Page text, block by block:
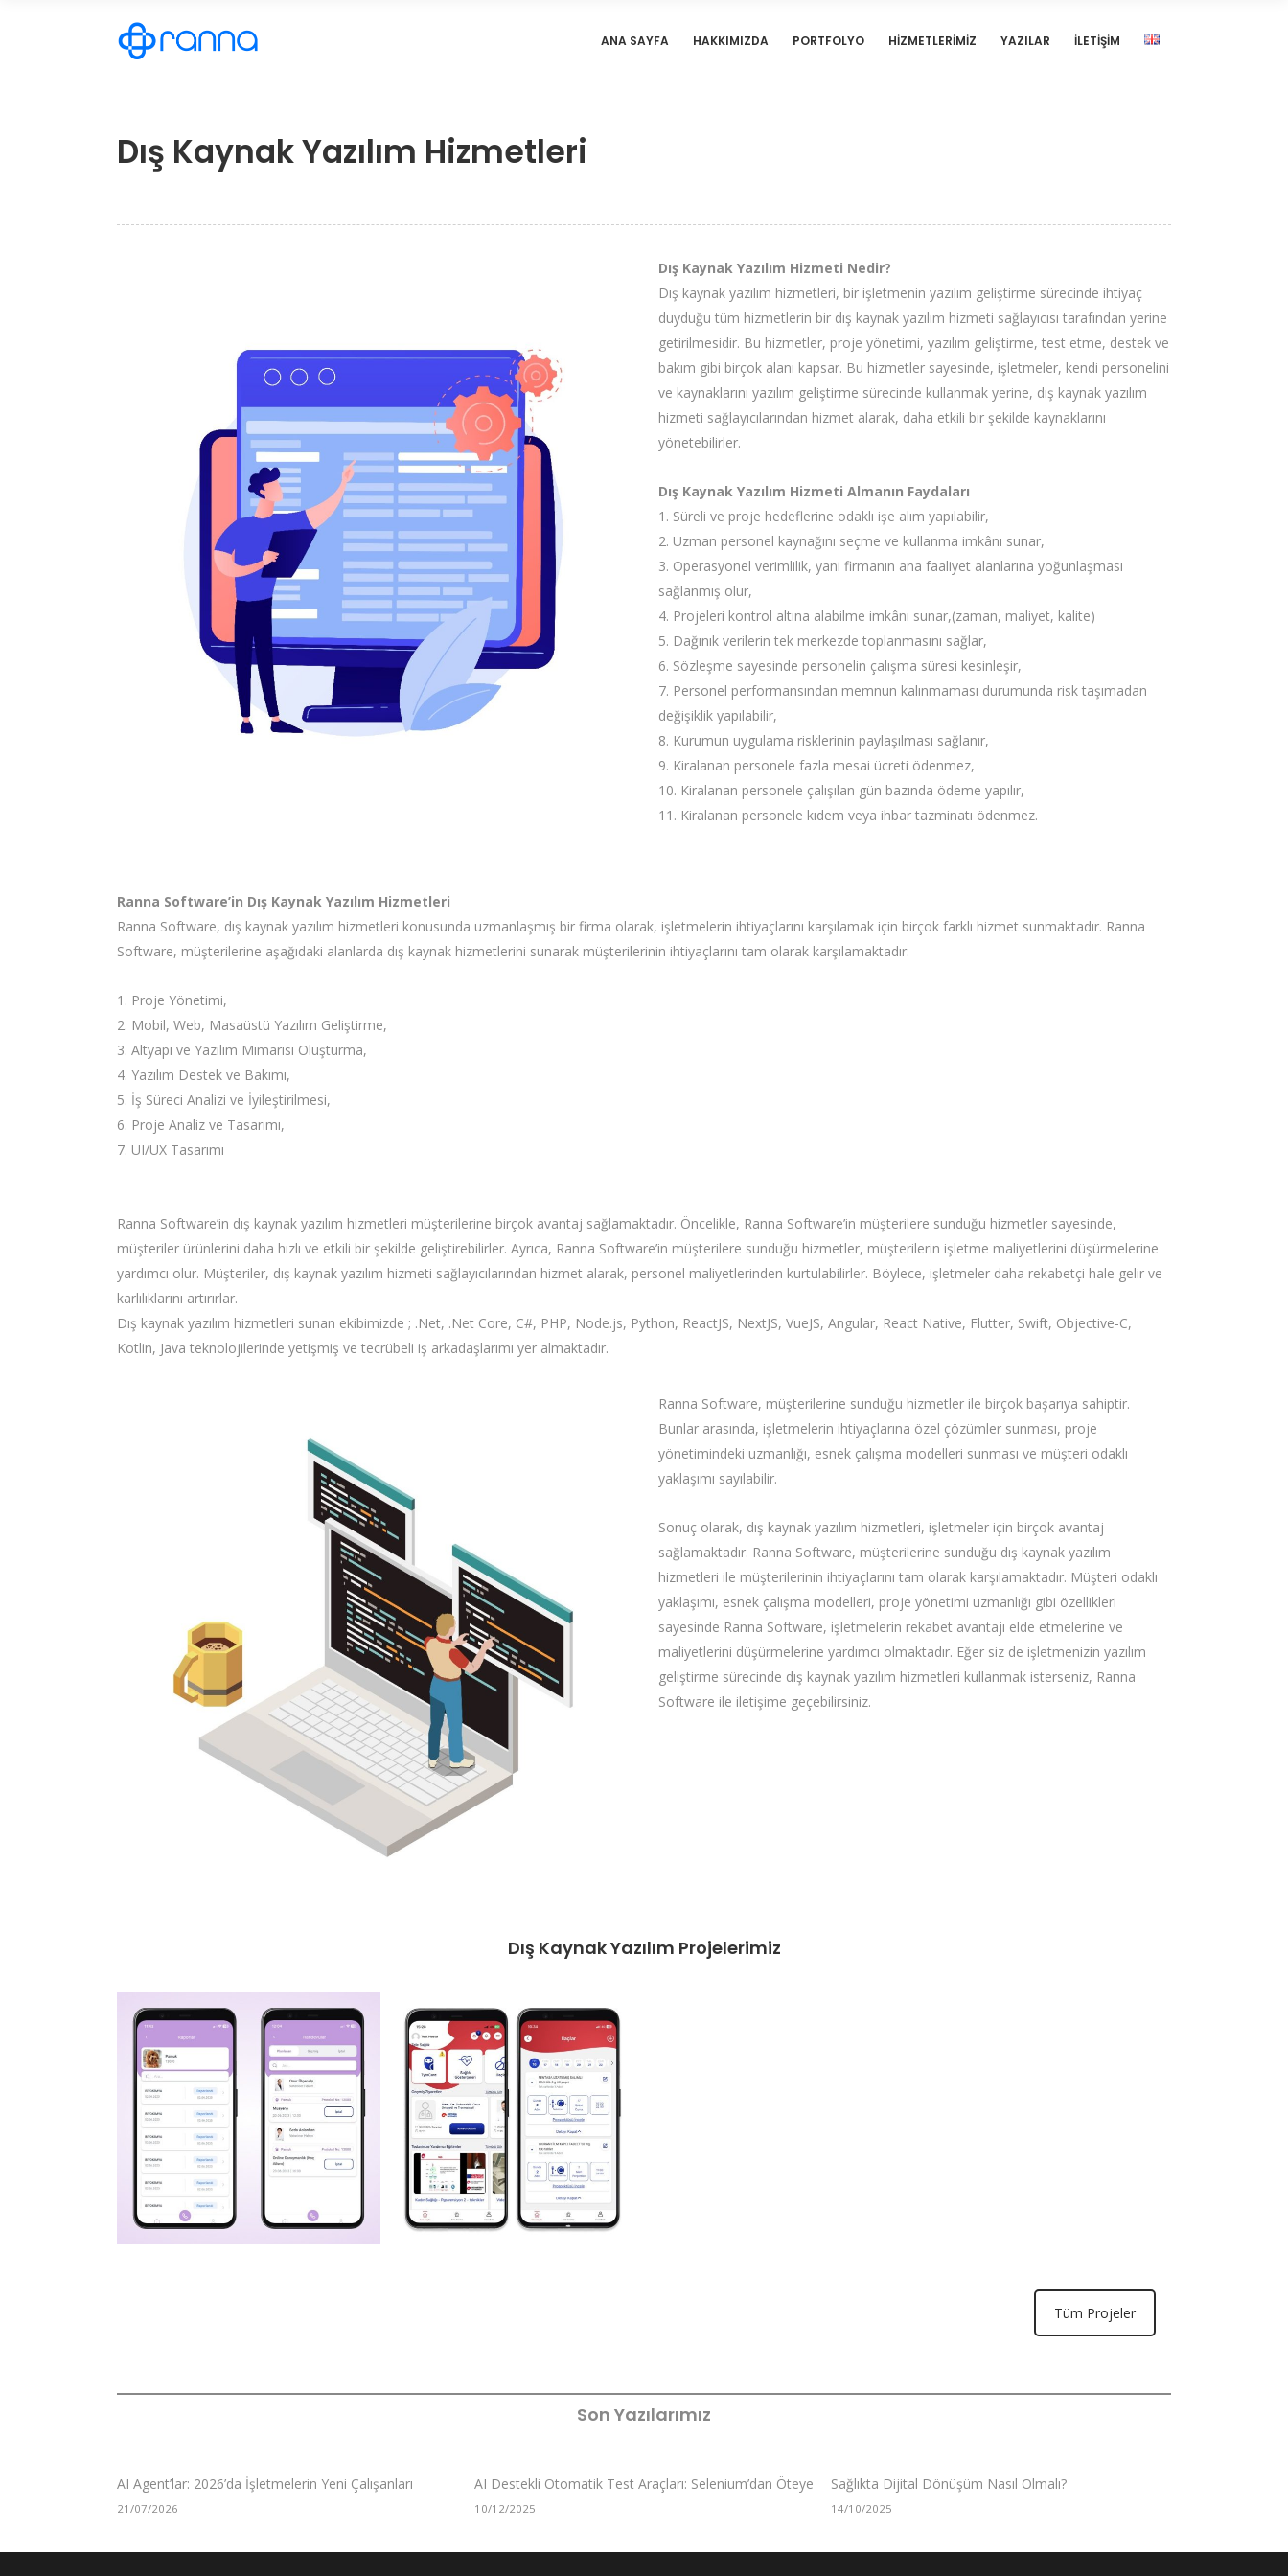
ANA SAYFA HAKKIMIZDA PORTFOLYO HIZMETLERIMIZ YAZILAR İLETIŞIM
Dış Kaynak Yazılım Hizmetleri
Dış Kaynak Yazılım Hizmeti Nedir?
Dış kaynak yazılım hizmetleri, bir işletmenin yazılım geliştirme sürecinde ihtiyaç
duyduğu tüm hizmetlerin bir dış kaynak yazılım hizmeti sağlayıcısı tarafından yerine
getirilmesidir. Bu hizmetler, proje yönetimi, yazılım geliştirme, test etme, destek ve
bakım gibi birçok alanı kapsar. Bu hizmetler sayesinde, işletmeler, kendi personelini
ve kaynaklarını yazılım geliştirme sürecinde kullanmak yerine, dış kaynak yazılım
hizmeti sağlayıcılarından hizmet alarak, daha etkili bir şekilde kaynaklarını
yönetebilirler.
Dış Kaynak Yazılım Hizmeti Almanın Faydaları
1. Süreli ve proje hedeflerine odaklı işe alım yapılabilir,
2. Uzman personel kaynağını seçme ve kullanma imkânı sunar,
3. Operasyonel verimlilik, yani firmanın ana faaliyet alanlarına yoğunlaşması
sağlanmış olur,
4. Projeleri kontrol altına alabilme imkânı sunar,(zaman, maliyet, kalite)
5. Dağınık verilerin tek merkezde toplanmasını sağlar,
6. Sözleşme sayesinde personelin çalışma süresi kesinleşir,
7. Personel performansından memnun kalınmaması durumunda risk taşımadan
değişiklik yapılabilir,
8. Kurumun uygulama risklerinin paylaşılması sağlanır,
9. Kiralanan personele fazla mesai ücreti ödenmez,
10. Kiralanan personele çalışılan gün bazında ödeme yapılır,
11. Kiralanan personele kıdem veya ihbar tazminatı ödenmez.
Ranna Software’in Dış Kaynak Yazılım Hizmetleri
Ranna Software, dış kaynak yazılım hizmetleri konusunda uzmanlaşmış bir firma olarak, işletmelerin ihtiyaçlarını karşılamak için birçok farklı hizmet sunmaktadır. Ranna
Software, müşterilerine aşağıdaki alanlarda dış kaynak hizmetlerini sunarak müşterilerinin ihtiyaçlarını tam olarak karşılamaktadır:
1. Proje Yönetimi,
2. Mobil, Web, Masaüstü Yazılım Geliştirme,
3. Altyapı ve Yazılım Mimarisi Oluşturma,
4. Yazılım Destek ve Bakımı,
5. İş Süreci Analizi ve İyileştirilmesi,
6. Proje Analiz ve Tasarımı,
7. UI/UX Tasarımı
Ranna Software’in dış kaynak yazılım hizmetleri müşterilerine birçok avantaj sağlamaktadır. Öncelikle, Ranna Software’in müşterilere sunduğu hizmetler sayesinde,
müşteriler ürünlerini daha hızlı ve etkili bir şekilde geliştirebilirler. Ayrıca, Ranna Software’in müşterilere sunduğu hizmetler, müşterilerin işletme maliyetlerini düşürmelerine
yardımcı olur. Müşteriler, dış kaynak yazılım hizmeti sağlayıcılarından hizmet alarak, personel maliyetlerinden kurtulabilirler. Böylece, işletmeler daha rekabetçi hale gelir ve
karlılıklarını artırırlar.
Dış kaynak yazılım hizmetleri sunan ekibimizde ; .Net, .Net Core, C#, PHP, Node.js, Python, ReactJS, NextJS, VueJS, Angular, React Native, Flutter, Swift, Objective-C,
Kotlin, Java teknolojilerinde yetişmiş ve tecrübeli iş arkadaşlarımı yer almaktadır.
Ranna Software, müşterilerine sunduğu hizmetler ile birçok başarıya sahiptir.
Bunlar arasında, işletmelerin ihtiyaçlarına özel çözümler sunması, proje
yönetimindeki uzmanlığı, esnek çalışma modelleri sunması ve müşteri odaklı
yaklaşımı sayılabilir.
Sonuç olarak, dış kaynak yazılım hizmetleri, işletmeler için birçok avantaj
sağlamaktadır. Ranna Software, müşterilerine sunduğu dış kaynak yazılım
hizmetleri ile müşterilerinin ihtiyaçlarını tam olarak karşılamaktadır. Müşteri odaklı
yaklaşımı, esnek çalışma modelleri, proje yönetimi uzmanlığı gibi özellikleri
sayesinde Ranna Software, işletmelerin rekabet avantajı elde etmelerine ve
maliyetlerini düşürmelerine yardımcı olmaktadır. Eğer siz de işletmenizin yazılım
geliştirme sürecinde dış kaynak yazılım hizmetleri kullanmak isterseniz, Ranna
Software ile iletişime geçebilirsiniz.
Dış Kaynak Yazılım Projelerimiz
Tüm Projeler
Son Yazılarımız
AI Agent’lar: 2026’da İşletmelerin Yeni Çalışanları
21/07/2026
AI Destekli Otomatik Test Araçları: Selenium’dan Öteye
10/12/2025
Sağlıkta Dijital Dönüşüm Nasıl Olmalı?
14/10/2025